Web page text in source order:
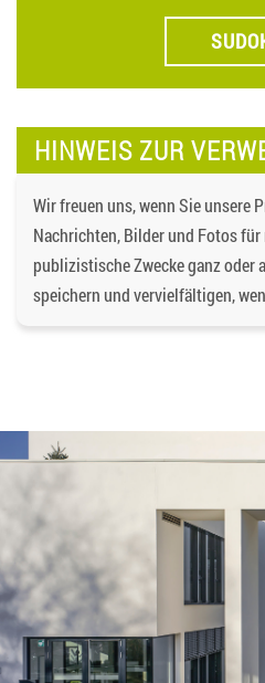
HINWEIS ZUR
Wir freuen uns, wenn Sie unsere
Nachrichten, Bilder und Fotos
publizistische Zwecke ganz oder
speichern und vervielfältigen,
Dritte ist nicht gestattet. Die
Baugenossenschaft Dormagen
Urheber ist angegeben, z.B. bei
Fotostock-Anbietern. In diesen
den jeweiligen Rechteinhaber,
verwenden wollen.